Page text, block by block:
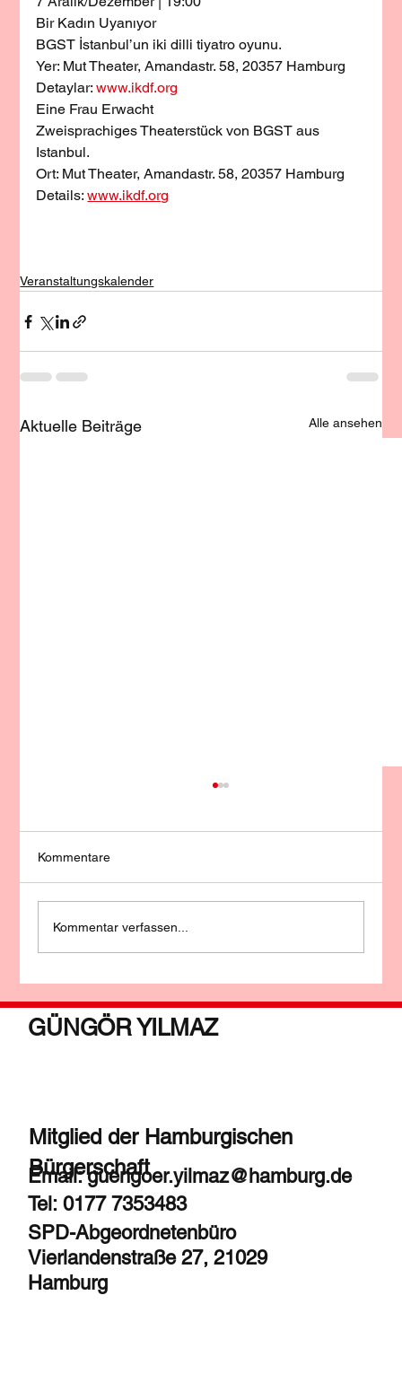
Bir Kadın Uyanıyor
BGST İstanbul’un iki dilli tiyatro oyunu.
Yer: Mut Theater, Amandastr. 58, 20357 Hamburg
Detaylar: www.ikdf.org
Eine Frau Erwacht
Zweisprachiges Theaterstück von BGST aus
Istanbul.
Ort: Mut Theater, Amandastr. 58, 20357 Hamburg
Details: www.ikdf.org
Veranstaltungskalender
Aktuelle Beiträge Alle ansehen
Kommentare
Kommentar verfassen...
GÜNGÖR YILMAZ
Mitglied der Hamburgischen
Bürgerschaft
Email:guengoer.yilmaz@hamburg.de
Tel: 0177 7353483
SPD-Abgeordnetenbüro
Vierlandenstraße 27, 21029
Hamburg